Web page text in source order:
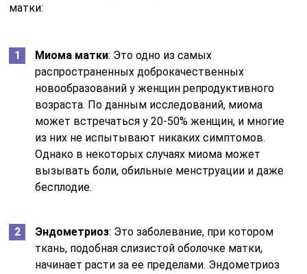
матки:
Миома матки: Это одно из самых
распространенных доброкачественных
новообразований у женщин репродуктивного
возраста. По данным исследований, миома
может встречаться у 20-50% женщин, и многие
из них не испытывают никаких симптомов.
Однако в некоторых случаях миома может
вызывать боли, обильные менструации и даже
бесплодие.
Эндометриоз: Это заболевание, при котором
ткань, подобная слизистой оболочке матки,
начинает расти за ее пределами. Эндометриоз